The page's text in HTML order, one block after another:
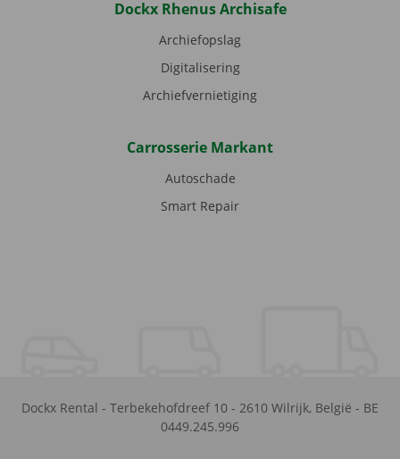
Dockx Rhenus Archisafe
Archiefopslag
Digitalisering
Archiefvernietiging
Carrosserie Markant
Autoschade
Smart Repair
Dockx Rental - Terbekehofdreef 10 - 2610 Wilrijk, België - BE
0449.245.996